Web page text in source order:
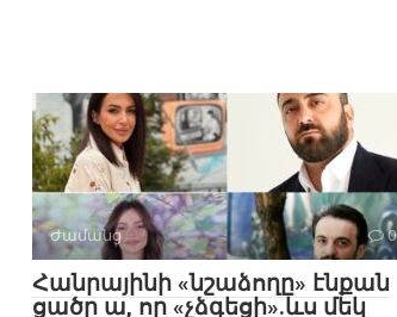
Ժամանց 0
Հանրայինի «նշաձողը» էնքան
ցածր ա, որ «չձգեցի».ևս մեկ